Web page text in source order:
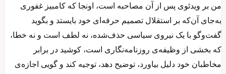
من بر ویدئوی پس از آن مصاحبه است، اونجا که کامبیز غفوری
به‌جای آن‌که بر استقلال تصمیم حرفه‌ای خود بایستد و بگوید
گفت‌وگو با یک نیروی سیاسی حذف‌شده، نه لطف است و نه خطا،
که بخشی از وظیفه‌ی روزنامه‌نگاری است، کوشید در برابر
مخاطبان خود دلیل بیاورد، توضیح دهد، توجیه کند و گویی اجازه‌ی